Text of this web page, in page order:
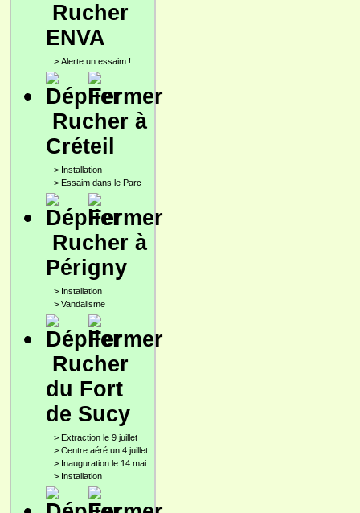
Rucher
ENVA
> Alerte un essaim !
Rucher à
Créteil
> Installation
> Essaim dans le Parc
Rucher à
Périgny
> Installation
> Vandalisme
Rucher
du Fort
de Sucy
> Extraction le 9 juillet
> Centre aéré un 4 juillet
> Inauguration le 14 mai
> Installation